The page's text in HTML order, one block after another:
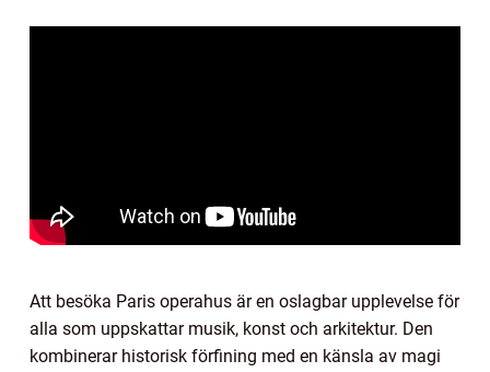
Att besöka Paris operahus är en oslagbar upplevelse för
alla som uppskattar musik, konst och arkitektur. Den
kombinerar historisk förfining med en känsla av magi